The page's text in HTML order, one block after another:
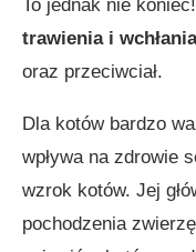
To jednak nie koniec!
trawienia i
oraz przeciwciał.
Dla kotów bardzo
wpływa na zdrowie
wzrok kotów. Jej
pochodzenia